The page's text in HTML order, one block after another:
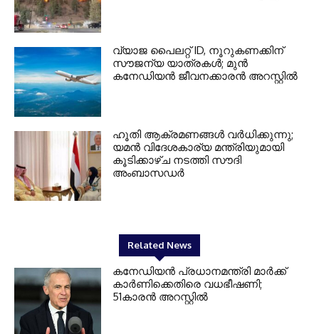
വ്യാജ പൈലറ്റ് ID, നൂറുകണക്കിന്
സൗജന്യ യാത്രകൾ; മുൻ
കനേഡിയൻ ജീവനക്കാരൻ അറസ്റ്റിൽ
ഹൂതി ആക്രമണങ്ങൾ വർധിക്കുന്നു;
യമൻ വിദേശകാര്യ മന്ത്രിയുമായി
കൂടിക്കാഴ്ച നടത്തി സൗദി
അംബാസഡർ
Related News
കനേഡിയൻ പ്രധാനമന്ത്രി മാർക്ക്
കാർണിക്കെതിരെ വധഭീഷണി;
51കാരൻ അറസ്റ്റിൽ